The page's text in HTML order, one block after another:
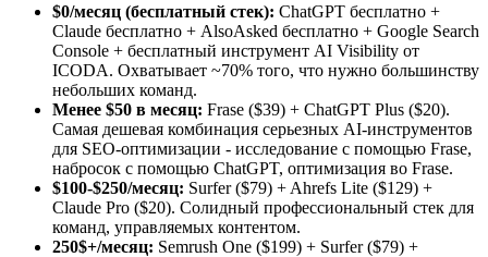
$0/месяц (бесплатный стек): ChatGPT бесплатно +
Claude бесплатно + AlsoAsked бесплатно + Google Search
Console + бесплатный инструмент AI Visibility от
ICODA. Охватывает ~70% того, что нужно большинству
небольших команд.
Менее $50 в месяц: Frase ($39) + ChatGPT Plus ($20).
Самая дешевая комбинация серьезных AI-инструментов
для SEO-оптимизации - исследование с помощью Frase,
набросок с помощью ChatGPT, оптимизация во Frase.
$100-$250/месяц: Surfer ($79) + Ahrefs Lite ($129) +
Claude Pro ($20). Солидный профессиональный стек для
команд, управляемых контентом.
250$+/месяц: Semrush One ($199) + Surfer ($79) +